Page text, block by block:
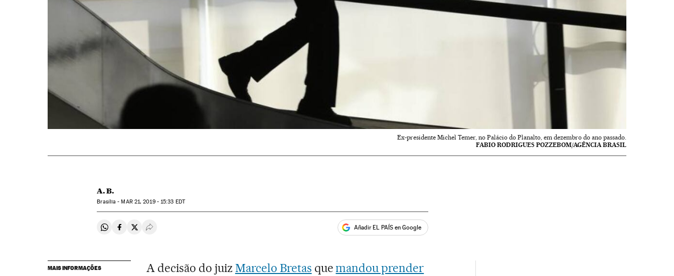
Ex-presidente Michel Temer, no Palácio do Planalto, em dezembro do ano passado.
FABIO RODRIGUES POZZEBOM/AGÊNCIA BRASIL
A. B.
Brasília - MAR21, 2019 - 15:33 EDT
Compartir en Whatsapp
Compartir en Facebook
Compartir en Twitter
Desplegar Redes Sociales Añadir EL PAÍS en Google
MAIS INFORMAÇÕES A decisão do juiz Marcelo Bretas quemandou prender